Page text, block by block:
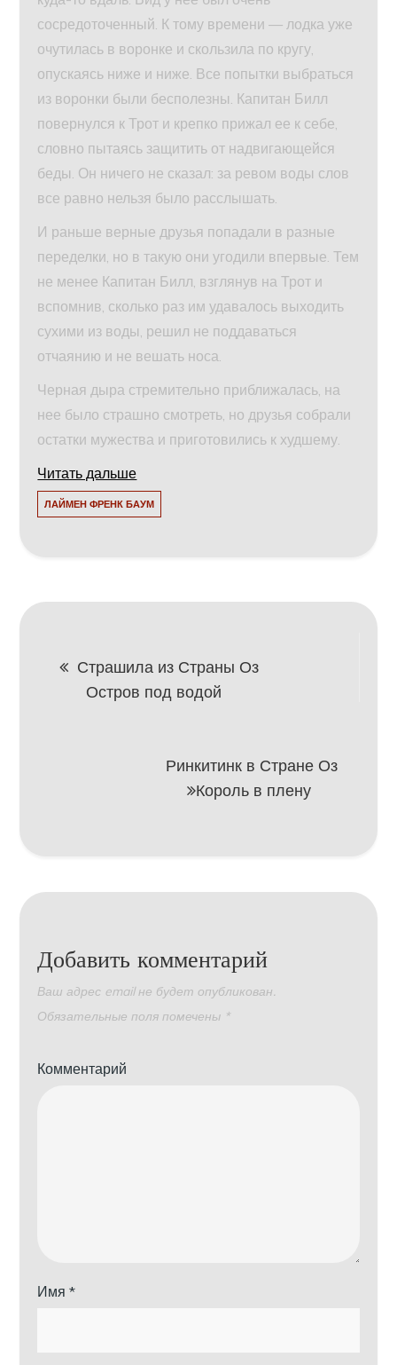
сосредоточенный. К тому времени — лодка уже
очутилась в воронке и скользила по кругу,
опускаясь ниже и ниже. Все попытки выбраться
из воронки были бесполезны. Капитан Билл
повернулся к Трот и крепко прижал ее к себе,
словно пытаясь защитить от надвигающейся
беды. Он ничего не сказал: за ревом воды слов
все равно нельзя было расслышать.
И раньше верные друзья попадали в разные
переделки, но в такую они угодили впервые. Тем
не менее Капитан Билл, взглянув на Трот и
вспомнив, сколько раз им удавалось выходить
сухими из воды, решил не поддаваться
отчаянию и не вешать носа.
Черная дыра стремительно приближалась, на
нее было страшно смотреть, но друзья собрали
остатки мужества и приготовились к худшему.
Читать дальше
ЛАЙМЕН ФРЕНК БАУМ
Навигация
Страшила из Страны Оз
Остров под водой
Ринкитинк в Стране Оз
Король в плену
Добавить комментарий
Ваш адрес email не будет опубликован.
Обязательные поля помечены *
Комментарий
Имя*